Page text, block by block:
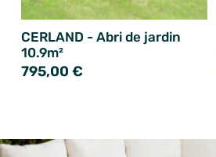
CERLAND - Abri de jardin
10.9m²
795,00 €